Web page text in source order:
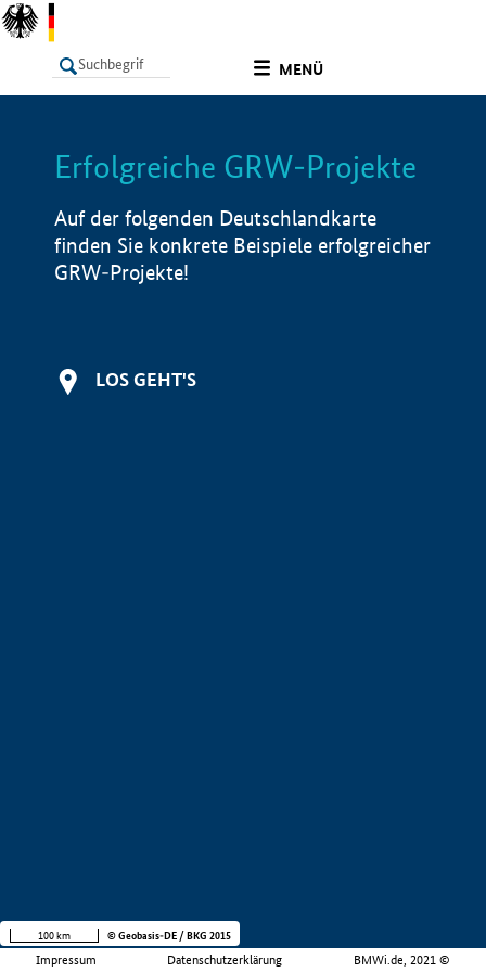
MENÜ
LISTE Info
Erfolgreiche GRW-Projekte
Auf der folgenden Deutschlandkarte
finden Sie konkrete Beispiele erfolgreicher
GRW-Projekte!
LOS GEHT'S
Impressum Datenschutzerklärung BMWi.de, 2021 ©
100 km © Geobasis-DE / BKG 2015